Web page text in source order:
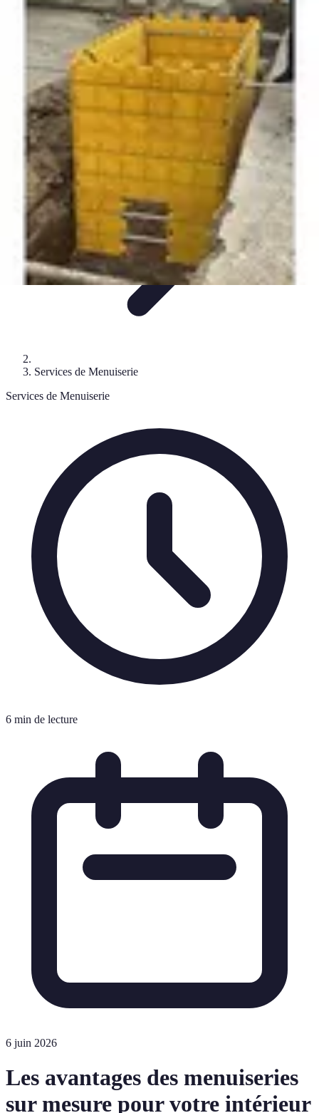
Services Menuisier
Choix du menuisierServices de menuiserie Choix du
Matériaux et TechniquesConseils pratiques
Services Menuisier
Services de Menuiserie
Services de Menuiserie
6 min de lecture
6 juin 2026
Les avantages des menuiseries
sur mesure pour votre intérieur